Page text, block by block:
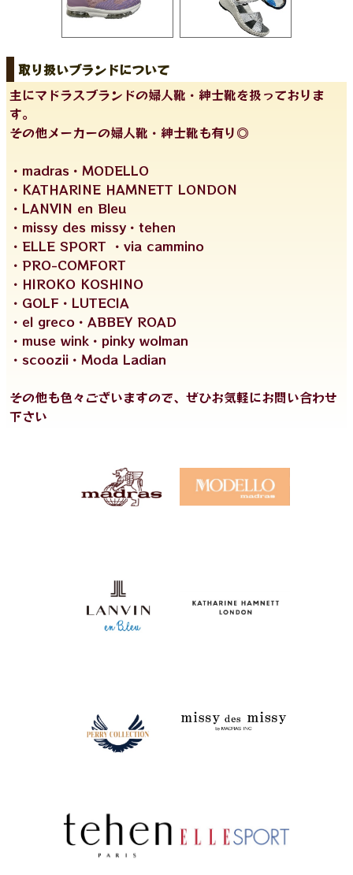
取り扱いブランドについて
主にマドラスブランドの婦人靴・紳士靴を扱っておりま
す。
その他メーカーの婦人靴・紳士靴も有り◎
・madras・MODELLO
・KATHARINE HAMNETT LONDON
・LANVIN en Bleu
・missy des missy・tehen
・ELLE SPORT ・via cammino
・PRO-COMFORT
・HIROKO KOSHINO
・GOLF・LUTECIA
・el greco・ABBEY ROAD
・muse wink・pinky wolman
・scoozii・Moda Ladian
その他も色々ございますので、ぜひお気軽にお問い合わせ
下さい